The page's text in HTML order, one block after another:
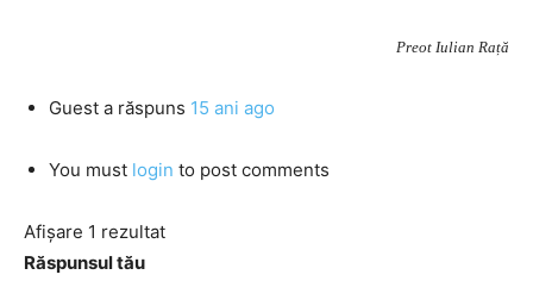
Preot Iulian Rață
Guest a răspuns 15 ani ago
You must login to post comments
Afișare 1 rezultat
Răspunsul tău